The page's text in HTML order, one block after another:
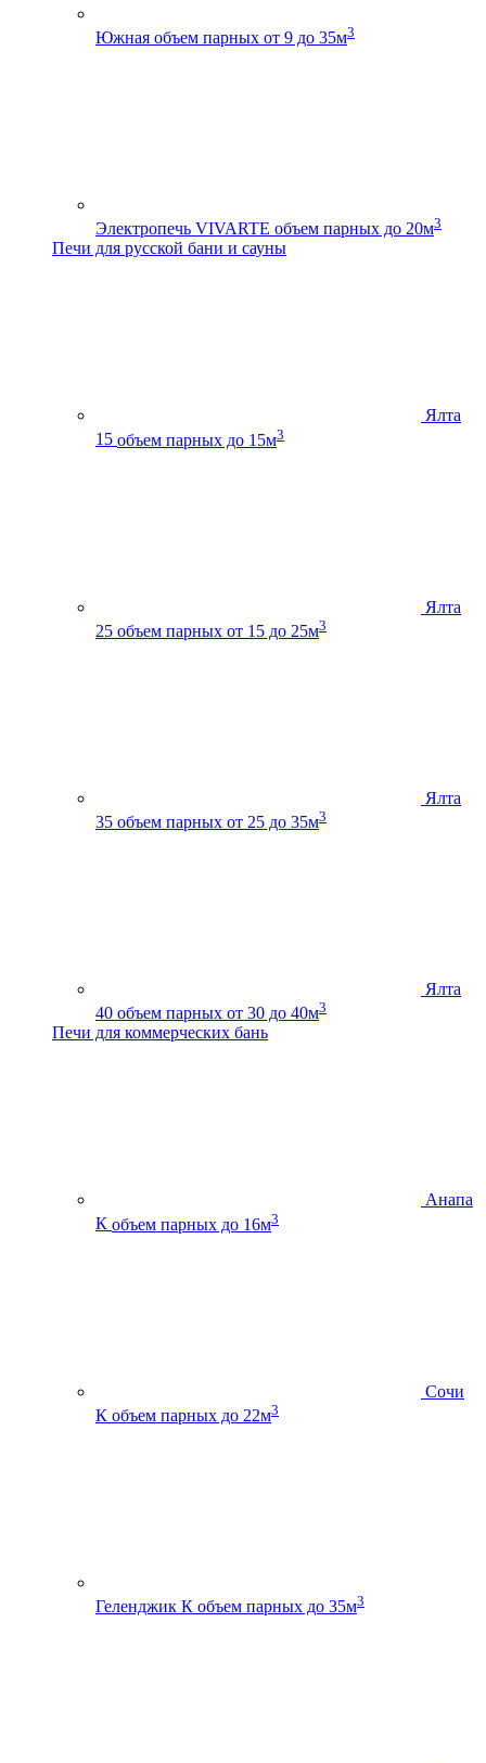
Южная объем парных от 9 до 35м3
Электропечь VIVARTE объем парных до 20м3
Печи для русской бани и сауны
Ялта
15 объем парных до 15м3
Ялта
25 объем парных от 15 до 25м3
Ялта
35 объем парных от 25 до 35м3
Ялта
40 объем парных от 30 до 40м3
Печи для коммерческих бань
Анапа
К объем парных до 16м3
Сочи
К объем парных до 22м3
Геленджик К объем парных до 35м3